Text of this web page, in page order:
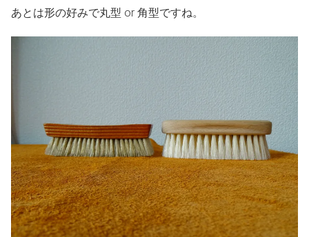
あとは形の好みで丸型 or 角型ですね。